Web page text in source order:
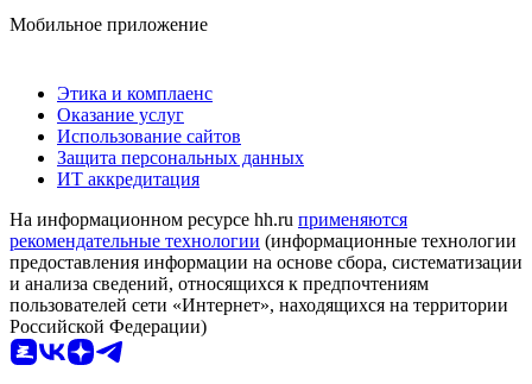
Мобильное приложение
Этика и комплаенс
Оказание услуг
Использование сайтов
Защита персональных данных
ИТ аккредитация
На информационном ресурсе hh.ru применяются
рекомендательные технологии (информационные технологии
предоставления информации на основе сбора, систематизации
и анализа сведений, относящихся к предпочтениям
пользователей сети «Интернет», находящихся на территории
Российской Федерации)